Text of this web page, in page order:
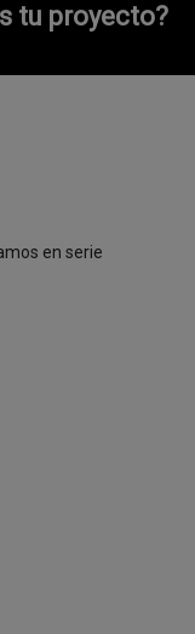
tu proyecto?
en serie